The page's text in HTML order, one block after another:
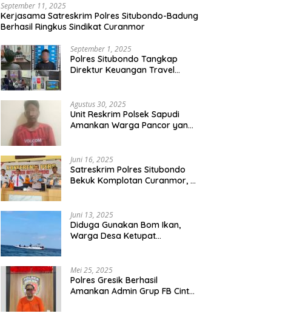
September 11, 2025
Kerjasama Satreskrim Polres Situbondo-Badung
Berhasil Ringkus Sindikat Curanmor
September 1, 2025
Polres Situbondo Tangkap
Direktur Keuangan Travel
Agustus 30, 2025
Unit Reskrim Polsek Sapudi
Amankan Warga Pancor yang
Juni 16, 2025
Satreskrim Polres Situbondo
Bekuk Komplotan Curanmor, 9
Juni 13, 2025
Diduga Gunakan Bom Ikan,
Warga Desa Ketupat
Mei 25, 2025
Polres Gresik Berhasil
Amankan Admin Grup FB Cinta